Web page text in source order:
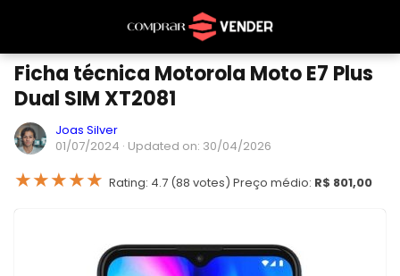
Ficha técnica Motorola Moto E7 Plus
Dual SIM XT2081
Joas Silver
01/07/2024 · Updated on: 30/04/2026
★★★★★ Rating: 4.7 (88 votes) Preço médio: R$ 801,00